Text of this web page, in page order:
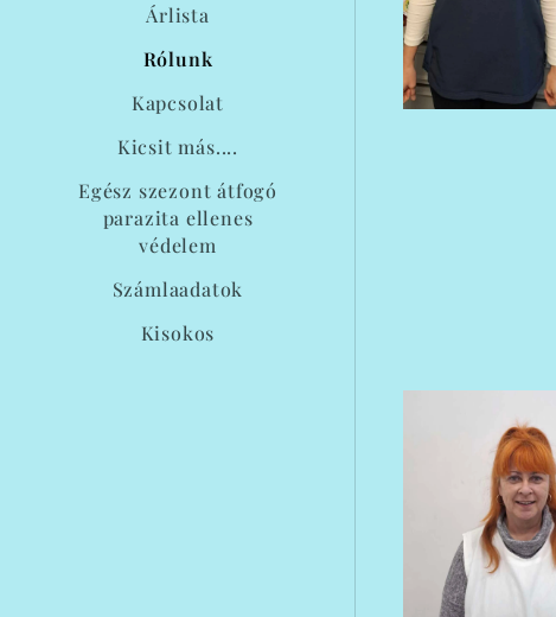
Árlista
Rólunk
Kapcsolat
Kicsit más....
Egész szezont átfogó
parazita ellenes
védelem
Számlaadatok
Kisokos